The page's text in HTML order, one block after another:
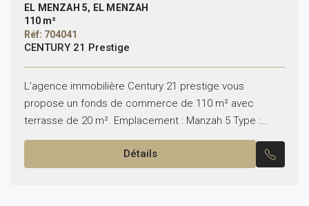
EL MENZAH 5, EL MENZAH
110 m²
Réf: 704041
CENTURY 21 Prestige
L’agence immobilière Century 21 prestige vous
propose un fonds de commerce de 110 m² avec
terrasse de 20 m². Emplacement : Manzah 5 Type :
fonds de commerce Pour plus d’informations veuillez...
Détails